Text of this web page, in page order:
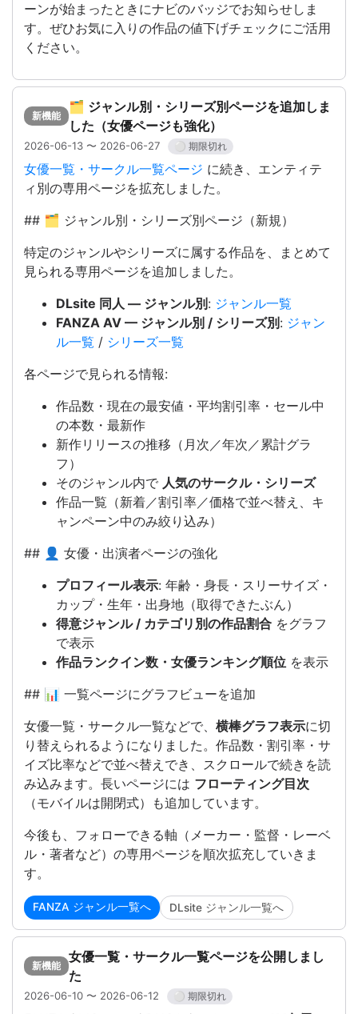
ーンが始まったときにナビのバッジでお知らせしま
す。ぜひお気に入りの作品の値下げチェックにご活用
ください。
新機能
🗂️ ジャンル別・シリーズ別ページを追加しま
した（女優ページも強化）
2026-06-13 〜 2026-06-27 ⚪ 期限切れ
女優一覧・サークル一覧ページ に続き、エンティテ
ィ別の専用ページを拡充しました。
## 🗂️ ジャンル別・シリーズ別ページ（新規）
特定のジャンルやシリーズに属する作品を、まとめて
見られる専用ページを追加しました。
DLsite 同人 — ジャンル別 : ジャンル一覧
FANZA AV — ジャンル別 / シリーズ別 : ジャン
ル一覧 / シリーズ一覧
各ページで見られる情報:
作品数・現在の最安値・平均割引率・セール中
の本数・最新作
新作リリースの推移（月次／年次／累計グラ
フ）
そのジャンル内で 人気のサークル・シリーズ
作品一覧（新着／割引率／価格で並べ替え、キ
ャンペーン中のみ絞り込み）
## 👤 女優・出演者ページの強化
プロフィール表示: 年齢・身長・スリーサイズ・
カップ・生年・出身地（取得できたぶん）
得意ジャンル / カテゴリ別の作品割合 をグラフ
で表示
作品ランクイン数・女優ランキング順位 を表示
## 📊 一覧ページにグラフビューを追加
女優一覧・サークル一覧などで、 横棒グラフ表示に切
り替えられるようになりました。作品数・割引率・サ
イズ比率などで並べ替えでき、スクロールで続きを読
み込みます。長いページには フローティング目次
（モバイルは開閉式）も追加しています。
今後も、フォローできる軸（メーカー・監督・レーベ
ル・著者など）の専用ページを順次拡充していきま
す。
FANZA ジャンル一覧へ DLsite ジャンル一覧へ
新機能
女優一覧・サークル一覧ページを公開しまし
た
2026-06-10 〜 2026-06-12 ⚪ 期限切れ